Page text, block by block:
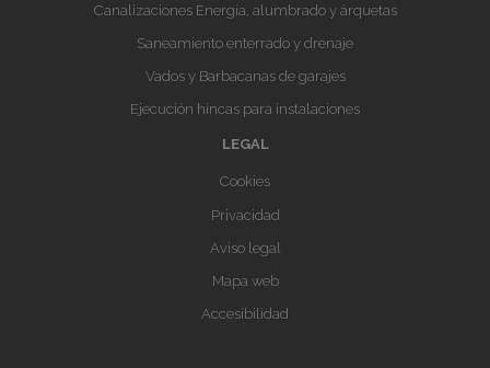
Canalizaciones Energía, alumbrado y árquetas
Saneamiento enterrado y drenaje
Vados y Barbacanas de garajes
Ejecución hincas para instalaciones
LEGAL
Cookies
Privacidad
Aviso legal
Mapa web
Accesibilidad